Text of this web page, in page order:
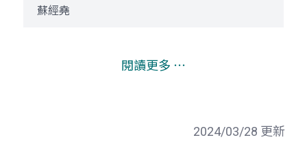
蘇經堯
閱讀更多 ⋯
2024/03/28 更新